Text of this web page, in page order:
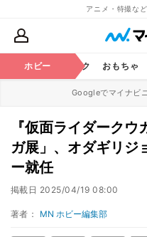
アニメ・特撮な
ホビー
鉄道 コミック おもちゃ
Googleでマイナビ
『仮面ライダーク
ガ展」、オダギリジ
ー就任
掲載日 2025/04/19 08:00
著者： MN ホビー編集部